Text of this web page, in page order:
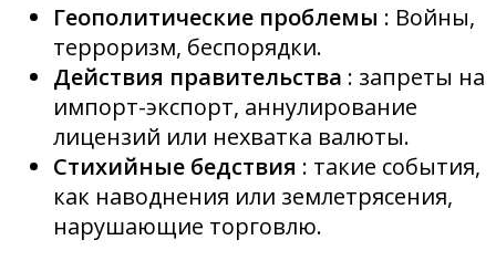
Геополитические проблемы : Войны,
терроризм, беспорядки.
Действия правительства : запреты на
импорт-экспорт, аннулирование
лицензий или нехватка валюты.
Стихийные бедствия : такие события,
как наводнения или землетрясения,
нарушающие торговлю.